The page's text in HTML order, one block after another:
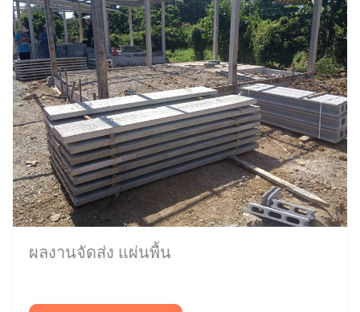
ผลงานจัดส่ง แผ่นพื้น